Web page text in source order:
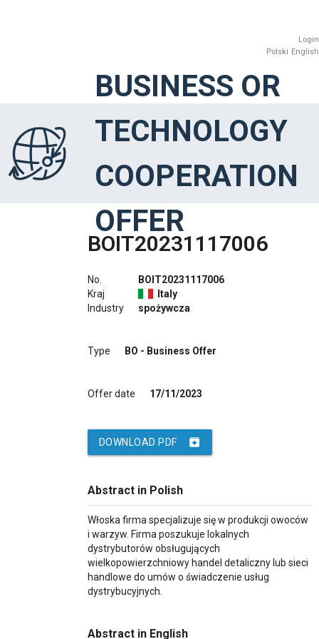
Login
Polski English
BUSINESS OR
TECHNOLOGY
COOPERATION
OFFER
BOIT20231117006
No.
Kraj
Industry
BOIT20231117006
Italy
spożywcza
Type BO - Business Offer
Offer date 17/11/2023
archive
DOWNLOAD PDF
Abstract in Polish
Włoska firma specjalizuje się w produkcji owoców
i warzyw. Firma poszukuje lokalnych
dystrybutorów obsługujących
wielkopowierzchniowy handel detaliczny lub sieci
handlowe do umów o świadczenie usług
dystrybucyjnych.
Abstract in English